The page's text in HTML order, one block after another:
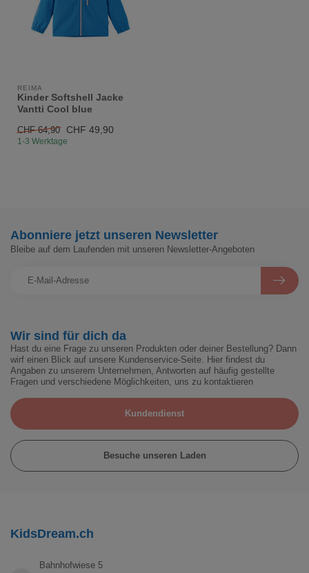
REIMA
Kinder Softshell Jacke
Vantti Cool blue
CHF 64,90 CHF 49,90
1-3 Werktage
Wir sind für dich da
Hast du eine Frage zu unseren Produkten oder deiner Bestellung? Dann
wirf einen Blick auf unsere Kundenservice-Seite. Hier findest du
Angaben zu unserem Unternehmen, Antworten auf häufig gestellte
Fragen und verschiedene Möglichkeiten, uns zu kontaktieren
Kundendienst
Besuche unseren Laden
Abonniere jetzt unseren Newsletter
Bleibe auf dem Laufenden mit unseren Newsletter-Angeboten
KidsDream.ch
Bahnhofwiese 5